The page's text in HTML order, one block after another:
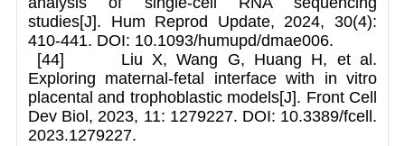
studies[J]. Hum Reprod Update, 2024, 30(4):
410-441. DOI: 10.1093/humupd/dmae006.
[44] Liu X, Wang G, Huang H, et al.
Exploring maternal-fetal interface with in vitro
placental and trophoblastic models[J]. Front Cell
Dev Biol, 2023, 11: 1279227. DOI: 10.3389/fcell.
2023.1279227.